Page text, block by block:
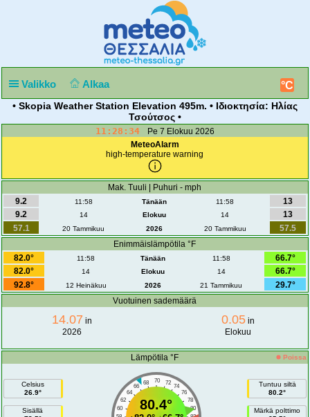
Valikko Alkaa °C
• Skopia Weather Station Elevation 495m. • Ιδιοκτησία: Ηλίας
Τσούτσος •
11:28:34
Pe 7 Elokuu 2026
MeteoAlarm
high-temperature warning
Mak. Tuuli | Puhuri - mph
9.2
11:58 Tänään 11:58
13
9.2
14 Elokuu 14
13
57.1
20 Tammikuu 2026 20 Tammikuu
57.5
Enimmäislämpötila °F
82.0°
11:58 Tänään 11:58
66.7°
82.0°
14 Elokuu 14
66.7°
92.8°
12 Heinäkuu 2026 21 Tammikuu
29.7°
Vuotuinen sademäärä
14.07 in
2026
0.05in
Elokuu
Lämpötila °F Poissa
Celsius
26.9°
Sisällä
70
68 72
66
74
64
76
62
78
60
80
80.4°
Tuntuu siltä
80.2°
Märkä polttimo